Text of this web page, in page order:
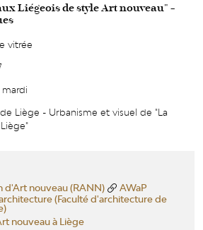
Liégeois de style Art nouveau" -
vitrée
Liège - Urbanisme et visuel de "La
d'Art nouveau (RANN)
AWaP
(Faculté d'architecture de
nouveau à Liège